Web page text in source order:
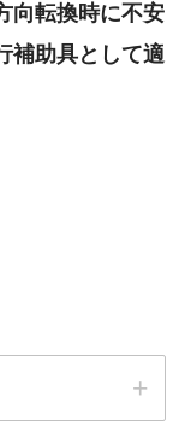
向転換時に不安
補助具として適